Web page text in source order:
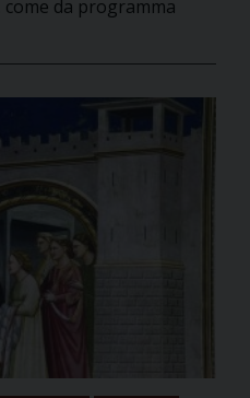
da programma